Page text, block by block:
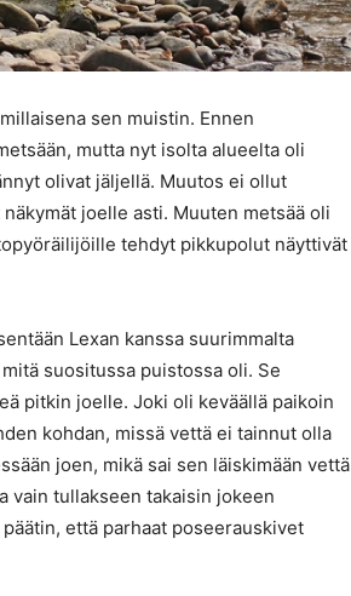
sen muistin. Ennen
mutta nyt isolta alueelta oli
olivat jäljellä. Muutos ei ollut
joelle asti. Muuten metsää oli
tehdyt pikkupolut näyttivät
Lexan kanssa suurimmalta
suositussa puistossa oli. Se
pitkin joelle. Joki oli keväällä paikoin
kohdan, missä vettä ei tainnut olla
joen, mikä sai sen läiskimään vettä
vain tullakseen takaisin jokeen
että parhaat poseerauskivet